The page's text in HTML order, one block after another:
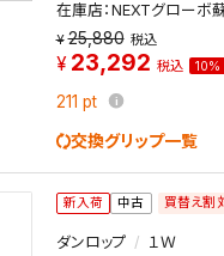
在庫店：NEXTグローボ
25,880 税込
23,292 税込 10%
211 pt
交換グリップ一覧
新入荷 中古 買替え割
ダンロップ １Ｗ
マイページ内「保存検索条件
、毎回条件指定することなく